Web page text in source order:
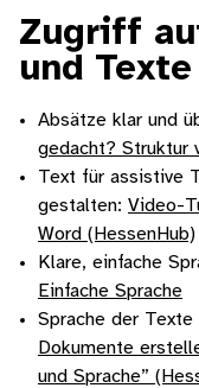
Zugriff
und
Absätze klar und
gedacht? Struktur
Text für assistive
gestalten: Video-
Word (HessenHub)
Klare, einfache
Einfache Sprache
Sprache der Texte
Dokumente
und Sprache”